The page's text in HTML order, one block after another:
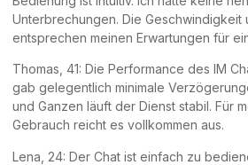
Unterbrechungen. Die Geschwindigkeit
entsprechen meinen Erwartungen für
Thomas, 41: Die Performance des IM
gab gelegentlich minimale
und Ganzen läuft der Dienst stabil. Für
Gebrauch reicht es vollkommen aus.
Lena, 24: Der Chat ist einfach zu